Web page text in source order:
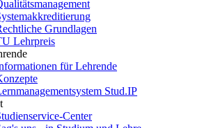
Grundlagen
Lehrpreis
für Lehrende
Stud.IP
Center